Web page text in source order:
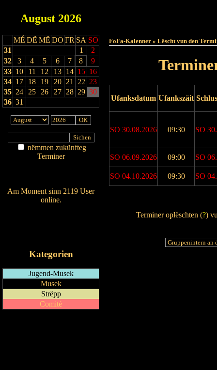
August 2026
MÉ DË MË DO FR SA SO
31
1
2
32
3 4 5 6 7 8
9
33 10 11 12 13 14 15 16
34 17 18 19 20 21 22 23
35 24 25 26 27 28 29 30
36 31
nëmmen zukünfteg
Terminer
Am Moment sinn 2119 User
online.
Kategorien
Jugend-Musek
Musek
Strëpp
Comité
FoFa-Kalenner » Lëscht vun den
Ufanksdatum Ufankszäit
SO 30.08.2026 09:30 SO
SO 06.09.2026 09:00 SO
SO 04.10.2026 09:30 SO
Terminer oplëschten (?)